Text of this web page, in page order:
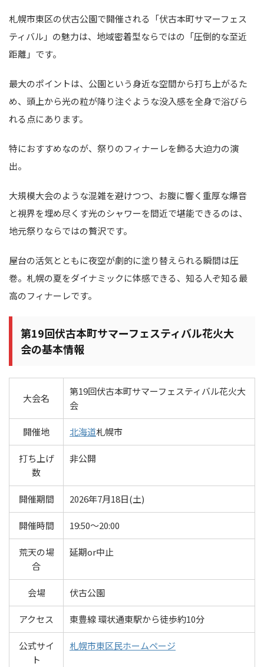
札幌市東区の伏古公園で開催される「伏古本町サマーフェス
ティバル」の魅力は、地域密着型ならではの「圧倒的な至近
距離」です。
最大のポイントは、公園という身近な空間から打ち上がるた
め、頭上から光の粒が降り注ぐような没入感を全身で浴びら
れる点にあります。
特におすすめなのが、祭りのフィナーレを飾る大迫力の演
出。
大規模大会のような混雑を避けつつ、お腹に響く重厚な爆音
と視界を埋め尽くす光のシャワーを間近で堪能できるのは、
地元祭りならではの贅沢です。
屋台の活気とともに夜空が劇的に塗り替えられる瞬間は圧
巻。札幌の夏をダイナミックに体感できる、知る人ぞ知る最
高のフィナーレです。
第19回伏古本町サマーフェスティバル花火大
会の基本情報
大会名
第19回伏古本町サマーフェスティバル花火大
会
開催地 北海道札幌市
打ち上げ
数
非公開
開催期間 2026年7月18日(土)
開催時間 19:50～20:00
荒天の場
合
延期or中止
会場 伏古公園
アクセス 東豊線 環状通東駅から徒歩約10分
公式サイ
ト
札幌市東区民ホームページ